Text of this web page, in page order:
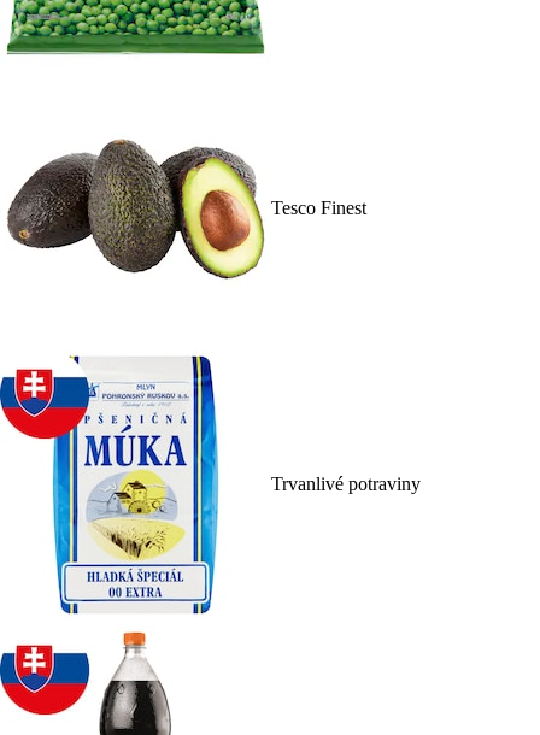
Tesco Finest
Trvanlivé potraviny